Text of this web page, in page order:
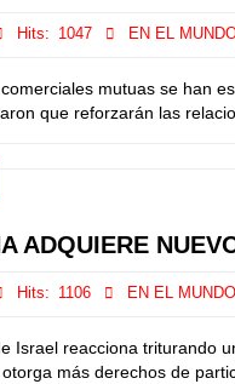
Hits: 1047 EN EL
mutuas se han
que reforzarán las
ADQUIERE
Hits: 1106 EN EL MUNDO
Israel reacciona triturando
más derechos de